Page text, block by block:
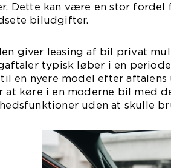
Dette kan være en stor fordel
biludgifter.
giver leasing af bil privat
typisk løber i en
en nyere model efter
at køre i en moderne bil med
uden at skulle